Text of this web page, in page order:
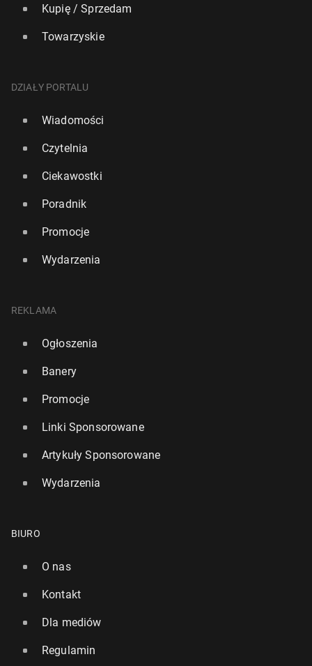
Kupię / Sprzedam
Towarzyskie
DZIAŁY PORTALU
Wiadomości
Czytelnia
Ciekawostki
Poradnik
Promocje
Wydarzenia
REKLAMA
Ogłoszenia
Banery
Promocje
Linki Sponsorowane
Artykuły Sponsorowane
Wydarzenia
BIURO
O nas
Kontakt
Dla mediów
Regulamin